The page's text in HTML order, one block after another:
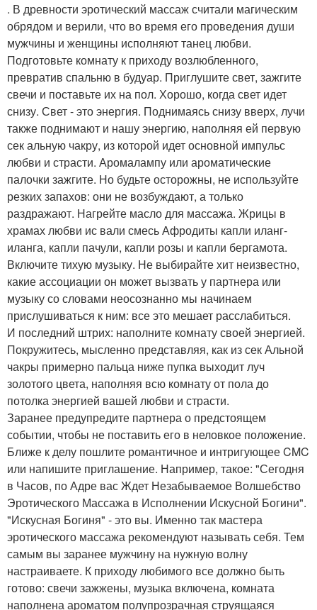
. В древности эротический массаж считали магическим
обрядом и верили, что во время его проведения души
мужчины и женщины исполняют танец любви.
Подготовьте комнату к приходу возлюбленного,
превратив спальню в будуар. Приглушите свет, зажгите
свечи и поставьте их на пол. Хорошо, когда свет идет
снизу. Свет - это энергия. Поднимаясь снизу вверх, лучи
также поднимают и нашу энергию, наполняя ей первую
сек альную чакру, из которой идет основной импульс
любви и страсти. Аромалампу или ароматические
палочки зажгите. Но будьте осторожны, не используйте
резких запахов: они не возбуждают, а только
раздражают. Нагрейте масло для массажа. Жрицы в
храмах любви ис вали смесь Афродиты капли иланг-
иланга, капли пачули, капли розы и капли бергамота.
Включите тихую музыку. Не выбирайте хит неизвестно,
какие ассоциации он может вызвать у партнера или
музыку со словами неосознанно мы начинаем
прислушиваться к ним: все это мешает расслабиться.
И последний штрих: наполните комнату своей энергией.
Покружитесь, мысленно представляя, как из сек Альной
чакры примерно пальца ниже пупка выходит луч
золотого цвета, наполняя всю комнату от пола до
потолка энергией вашей любви и страсти.
Заранее предупредите партнера о предстоящем
событии, чтобы не поставить его в неловкое положение.
Ближе к делу пошлите романтичное и интригующее CMC
или напишите приглашение. Например, такое: "Сегодня
в Часов, по Адре вас Ждет Незабываемое Волшебство
Эротического Массажа в Исполнении Искусной Богини".
"Искусная Богиня" - это вы. Именно так мастера
эротического массажа рекомендуют называть себя. Тем
самым вы заранее мужчину на нужную волну
настраиваете. К приходу любимого все должно быть
готово: свечи зажжены, музыка включена, комната
наполнена ароматом полупрозрачная струящаяся